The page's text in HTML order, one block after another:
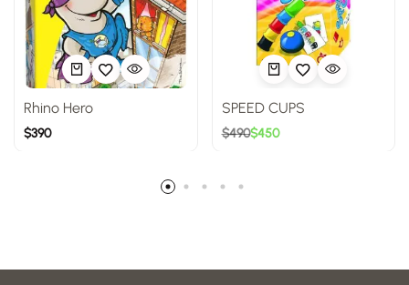
Rhino Hero
$390
SPEED CUPS
$490$450